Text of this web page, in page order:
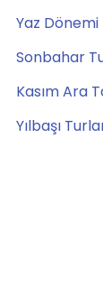
Yaz Dönemi
Sonbahar
Kasım Ara
Yılbaşı